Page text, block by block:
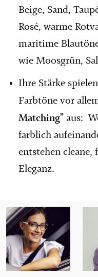
Beige, Sand,
Rosé, warme
maritime
wie Moosgrün,
Ihre Stärke
Farbtöne vor
Matching” aus:
farblich
entstehen
Eleganz.